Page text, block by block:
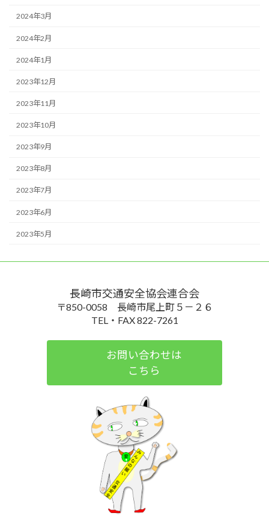
2024年3月
2024年2月
2024年1月
2023年12月
2023年11月
2023年10月
2023年9月
2023年8月
2023年7月
2023年6月
2023年5月
長崎市交通安全協会連合会
〒850-0058 長崎市尾上町５－２６
TEL・FAX 822-7261
お問い合わせは
こちら